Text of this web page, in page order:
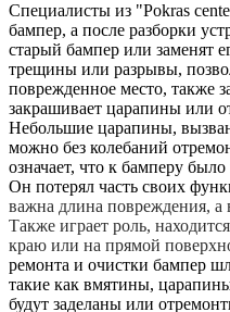
Специалисты из "Pokras
бампер, а после разборки
старый бампер или заменят
трещины или разрывы,
поврежденное место, также
закрашивает царапины или
Небольшие царапины,
можно без колебаний
означает, что к бамперу
Он потерял часть своих
важна длина повреждения, а
Также играет роль,
краю или на прямой
ремонта и очистки бампер
такие как вмятины,
будут заделаны или